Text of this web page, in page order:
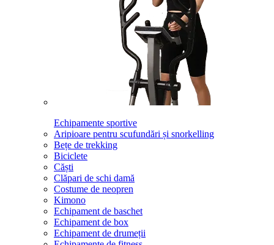
Echipamente sportive
Aripioare pentru scufundări și snorkelling
Bețe de trekking
Biciclete
Căști
Clăpari de schi damă
Costume de neopren
Kimono
Echipament de baschet
Echipament de box
Echipament de drumeții